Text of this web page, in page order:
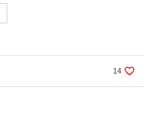
14